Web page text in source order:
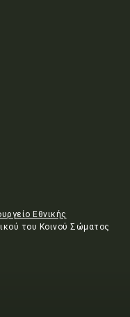
Εθνικής
του Κοινού Σώματος